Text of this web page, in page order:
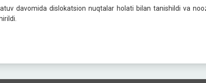
davomida dislokatsion nuqtalar holati bilan tanishildi va